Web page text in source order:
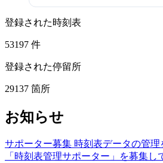
登録された時刻表
53197 件
登録された停留所
29137 箇所
お知らせ
サポーター募集 時刻表データの管
「時刻表管理サポーター」を募集し